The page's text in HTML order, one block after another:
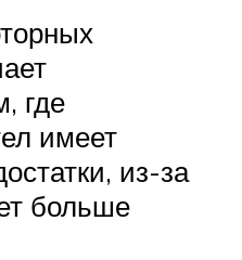
где
имеет
из-за
больше